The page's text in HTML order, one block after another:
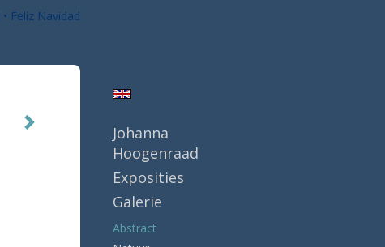
Feliz Navidad
Johanna
Hoogenraad
Exposities
Galerie
Abstract